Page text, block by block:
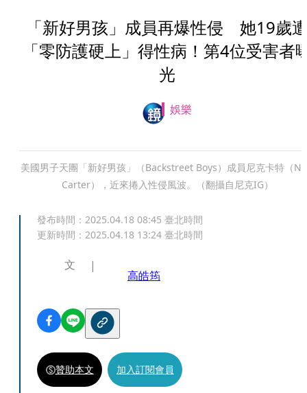
「新好男孩」成員再爆性侵 她19歲
「零防護硬上」得性病！第4位受害者
光
娛樂
美國男子天團「新好男孩」（Backstreet Boys）成員尼克卡特（
Carter），近來捲入性侵風波。（翻攝自尼克IG）
發布時間： 2025.04.18 08:45 臺北時間
更新時間： 2025.04.18 13:24 臺北時間
文
高皓筠
贊助本文 加入訂閱會員